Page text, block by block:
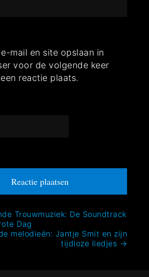
mail en site opslaan in
voor de volgende keer
reactie plaats.
Trouwmuziek: De Soundtrack
Dag
melodieën: Jantje Smit en zijn
tijdloze liedjes →